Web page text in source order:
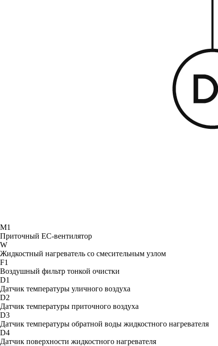
М1
Приточный ЕС-вентилятор
W
Жидкостный нагреватель со смесительным узлом
F1
Воздушный фильтр тонкой очистки
D1
Датчик температуры уличного воздуха
D2
Датчик температуры приточного воздуха
D3
Датчик температуры обратной воды жидкостного нагревателя
D4
Датчик поверхности жидкостного нагревателя